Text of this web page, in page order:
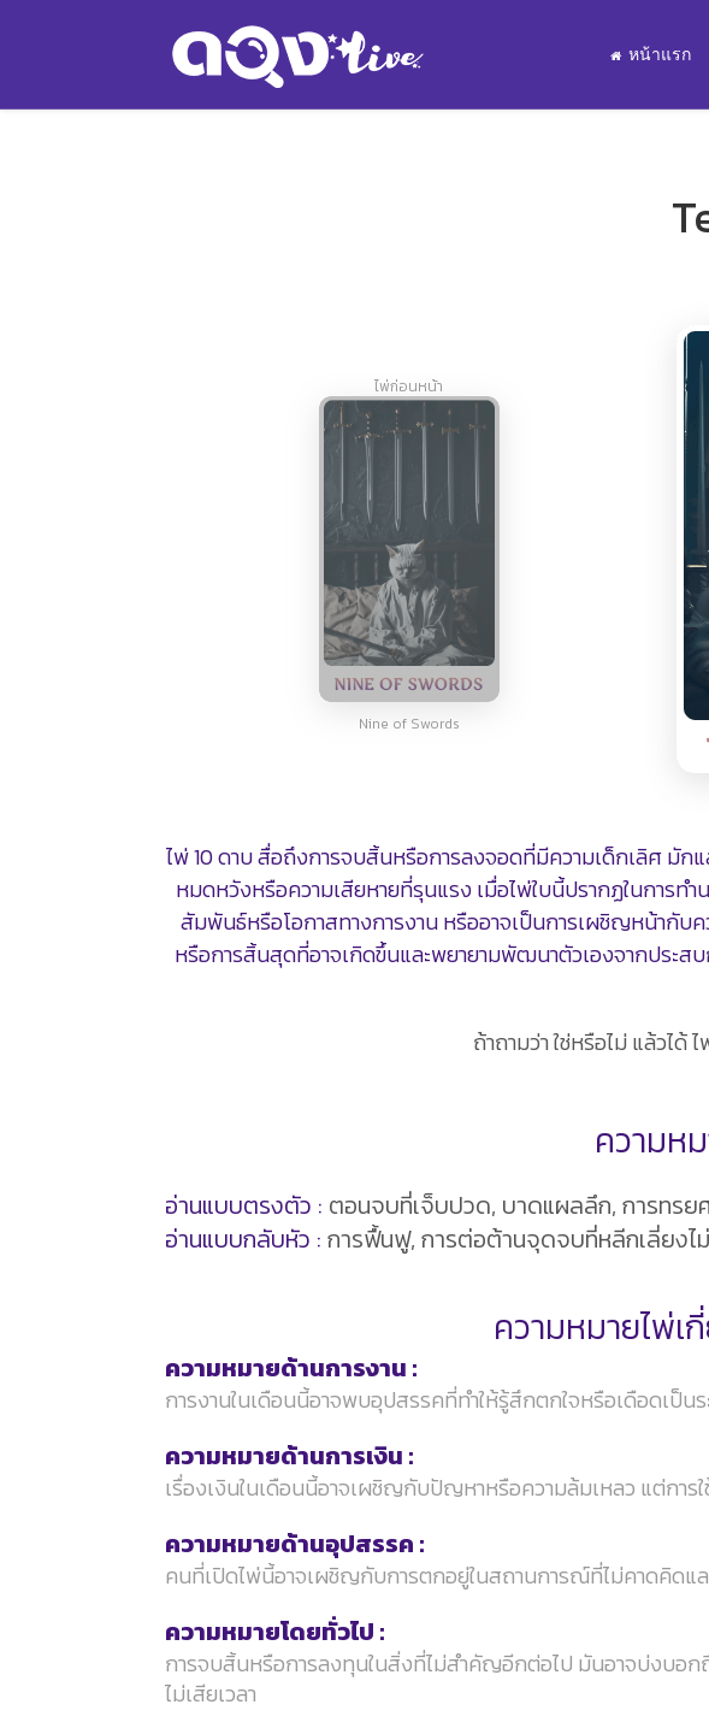
หน้าแรก
ไพ่ก่อนหน้า
Nine of Swords
ไพ่ 10 ดาบ สื่อถึงการจบสิ้นหรือการลงจอดที่มีความเด็กเลิศ
หมดหวังหรือความเสียหายที่รุนแรง เมื่อไพ่ใบนี้ปรากฏในการ
สัมพันธ์หรือโอกาสทางการงาน หรืออาจเป็นการเผชิญหน้ากับ
หรือการสิ้นสุดที่อาจเกิดขึ้นและพยายามพัฒนาตัวเองจากประส
ถ้าถามว่า ใช่หรือไม่ แล้วได้
ความห
อ่านแบบตรงตัว : ตอนจบที่เจ็บปวด, บาดแผลลึก, การทร
อ่านแบบกลับหัว : การฟื้นฟู, การต่อต้านจุดจบที่หลีกเลี่ยงไ
ความหมายไพ่เ
ความหมายด้านการงาน :
การงานในเดือนนี้อาจพบอุปสรรคที่ทำให้รู้สึกตกใจหรือเดือดเป็น
ความหมายด้านการเงิน :
เรื่องเงินในเดือนนี้อาจเผชิญกับปัญหาหรือความล้มเหลว แต่การ
ความหมายด้านอุปสรรค :
คนที่เปิดไพ่นี้อาจเผชิญกับการตกอยู่ในสถานการณ์ที่ไม่คาดคิดแ
ความหมายโดยทั่วไป :
การจบสิ้นหรือการลงทุนในสิ่งที่ไม่สำคัญอีกต่อไป มันอาจบ่งบอ
ไม่เสียเวลา